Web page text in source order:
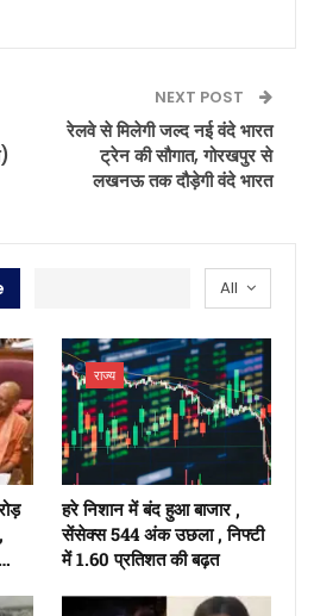
NEXT POST
रेलवे से मिलेगी जल्द नई वंदे भारत
ट्रेन की सौगात, गोरखपुर से
लखनऊ तक दौड़ेगी वंदे भारत
All
राज्य
हरे निशान में बंद हुआ बाजार ,
सेंसेक्स 544 अंक उछला , निफ्टी
में 1.60 प्रतिशत की बढ़त